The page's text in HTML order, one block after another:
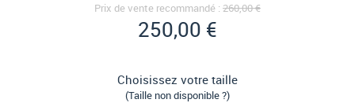
Prix de vente recommandé : 260,00 €
250,00 €
Choisissez votre taille
(Taille non disponible ?)